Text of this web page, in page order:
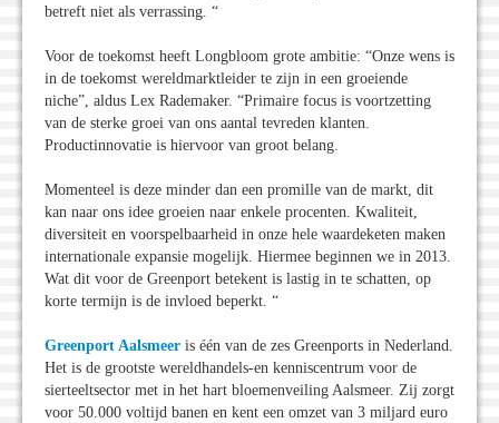
betreft niet als verrassing. “
Voor de toekomst heeft Longbloom grote ambitie: “Onze wens is
in de toekomst wereldmarktleider te zijn in een groeiende
niche”, aldus Lex Rademaker. “Primaire focus is voortzetting
van de sterke groei van ons aantal tevreden klanten.
Productinnovatie is hiervoor van groot belang.
Momenteel is deze minder dan een promille van de markt, dit
kan naar ons idee groeien naar enkele procenten. Kwaliteit,
diversiteit en voorspelbaarheid in onze hele waardeketen maken
internationale expansie mogelijk. Hiermee beginnen we in 2013.
Wat dit voor de Greenport betekent is lastig in te schatten, op
korte termijn is de invloed beperkt. “
Greenport Aalsmeer is één van de zes Greenports in Nederland.
Het is de grootste wereldhandels-en kenniscentrum voor de
sierteeltsector met in het hart bloemenveiling Aalsmeer. Zij zorgt
voor 50.000 voltijd banen en kent een omzet van 3 miljard euro